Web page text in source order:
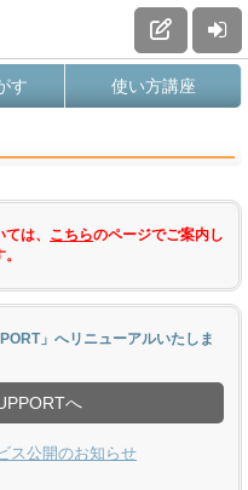
す 使い方講座
は、 こちらのページでご案内し
」へリニューアルいたしま
へ
ス公開のお知らせ